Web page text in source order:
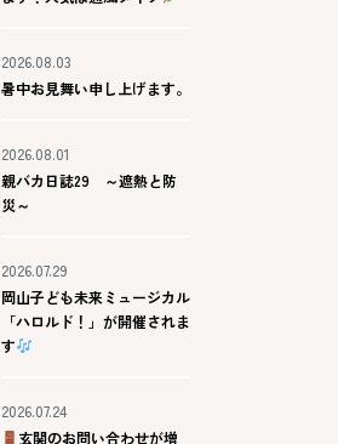
2026.08.03
暑中お見舞い申し上げます。
2026.08.01
親バカ日誌29 ～遮熱と防
災～
2026.07.29
岡山子ども未来ミュージカル
「ハロルド！」が開催されま
す
2026.07.24
玄関のお問い合わせが増